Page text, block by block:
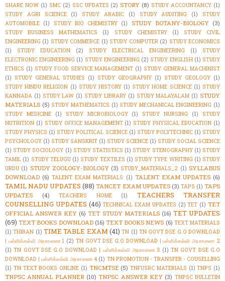
SHARE NOW (1) SMC (2) SSC UPDATES (2) STORY (8) STUDY ACCOUNTANCY (1)
STUDY AGRI SCIENCE
(1) STUDY ARABIC (1) STUDY AUDITING (1)
STUDY
AUTOMOBILE (1) STUDY BIO CHEMISTRY (1) STUDY BOTANY-BIOLOGY (3)
STUDY BUSINESS MATHEMATICS (1) STUDY CHEMISTRY (1)
STUDY CIVIL
ENGINEERING (1) STUDY COMMERCE (1) STUDY COMPUTER (2) STUDY ECONOMICS
(1)
STUDY EDUCATION (2) STUDY ELECTRICAL ENGINEERING (1)
STUDY
ELECTRONIC ENGINEERING (1) STUDY ENGINEERING (2) STUDY ENGLISH (1) STUDY
ETHICS (1) STUDY FOOD SERVICE MANAGEMENT (1) STUDY GENERAL MACHINIST
(1) STUDY GENERAL STUDIES (1) STUDY GEOGRAPHY (1) STUDY GEOLOGY (1)
STUDY HINDU RELIGION (1) STUDY HISTORY (1) STUDY HOME SCIENCE (1) STUDY
KANNADA (1) STUDY LAW (1) STUDY LIBRARY (1) STUDY MALAYALAM (1) STUDY
MATERIALS (5) STUDY MATHEMATICS (1) STUDY MECHANICAL ENGINEERING (1)
STUDY MEDICINE
(1) STUDY MICROBIOLOGY (1) STUDY NURSING (1)
STUDY
NUTRITION (1) STUDY OFFICE MANAGEMENT (1) STUDY PHYSICAL EDUCATION (1)
STUDY PHYSICS (1) STUDY POLITICAL SCIENCE (1) STUDY POLYTECHNIC (1) STUDY
PSYCHOLOGY (1) STUDY SANSKRIT (1) STUDY SCIENCE (1) STUDY SOCIAL SCIENCE
(1) STUDY SOCIOLOGY (1) STUDY STATISTICS (1) STUDY STENOGRAPHY (1) STUDY
TAMIL (1) STUDY TELUGU (1) STUDY TEXTILES (1) STUDY TYPE WRITING (1) STUDY
URDU (1) STUDY ZOOLOGY-BIOLOGY (3) STUDY_MATERIALS_2 (1) SYLLABUS
DOWNLOAD (6) TALENT EXAM MATERIALS (1) TALENT EXAM UPDATES (6)
TAMIL NADU UPDATES (88) TANCET EXAM UPDATES (3) TAPS (1) TAPS
UPDATES
(4) TEACHERS HOME (1)
TEACHERS TRANSFER
COUNSELLING UPDATES (46) TECHNICAL EXAM UPDATES (2) TET (1) TET
OFFICIAL ANSWER KEY (6) TET STUDY MATERIALS (16) TET UPDATES
(69) TEXT BOOKS DOWNLOAD (16) TEXT BOOKS NEWS (6) TEXT MATERIALS
(1) THIRAN (1) TIME TABLE EXAM (41) TN (1) TN GOVT DSE G.O DOWNLOAD
| பள்ளிக்கல்வி அரசாணை 1 (2) TN GOVT DSE G.O DOWNLOAD | பள்ளிக்கல்வி அரசாணை 2
(1) TN GOVT DSE G.O DOWNLOAD | பள்ளிக்கல்வி அரசாணை 3 (1) TN GOVT DSE G.O
DOWNLOAD | பள்ளிக்கல்வி அரசாணை 4 (1) TN PROMOTION - TRANSFER - COUSELLING
(1) TN TEXT BOOKS ONLINE (1) TNCMTSE (5) TNFUSRC MATERIALS (1) TNPS (1)
TNPSC ANNUAL PLANNER (10) TNPSC ANSWER KEY (3) TNPSC BULLETIN